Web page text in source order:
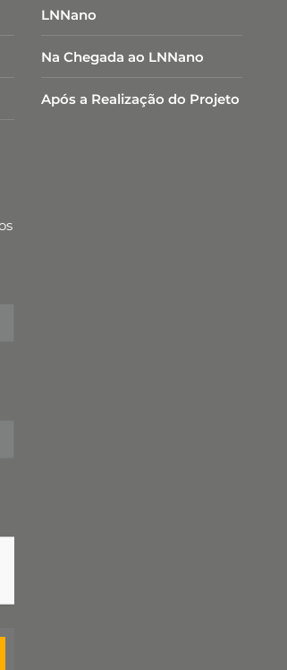
LNNano
Na Chegada ao LNNano
Após a Realização do Projeto